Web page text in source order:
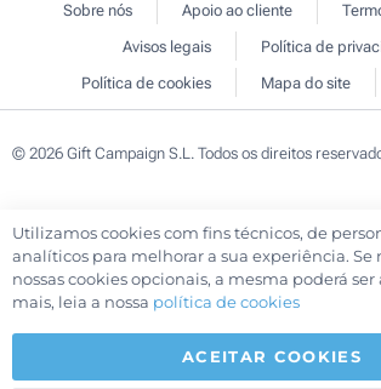
Sobre nós Apoio ao cliente
Avisos legais
Política de
Política de cookies
Mapa do site
© 2026 Gift Campaign S.L. Todos os direitos
Utilizamos cookies com fins técnicos, de
analíticos para melhorar a sua experiência. Se
nossas cookies opcionais, a mesma poderá ser
mais, leia a nossa política de cookies
ACEITAR COOKIES